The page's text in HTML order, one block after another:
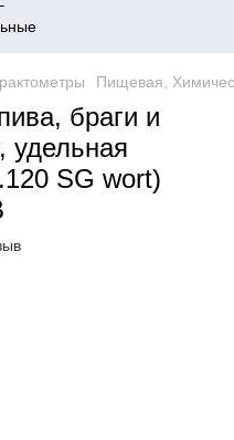
Пищевая,
браги и
удельная
SG wort)